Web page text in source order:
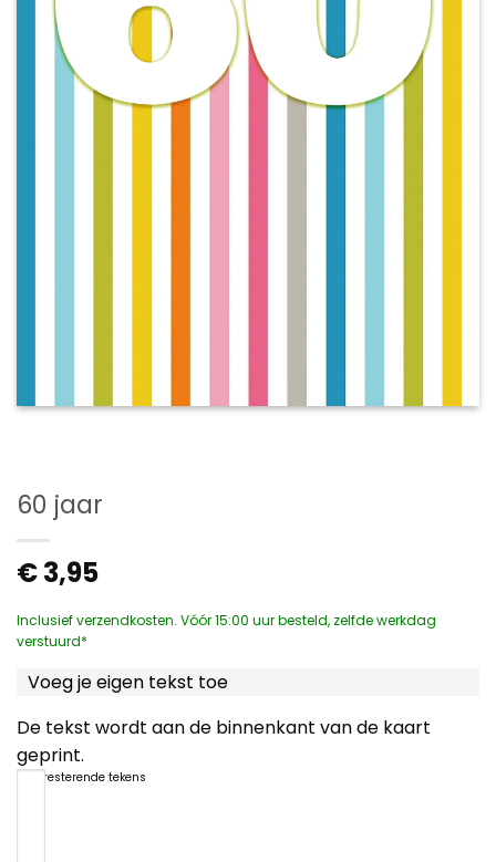
60 jaar
€3,95
Inclusief verzendkosten. Vóór 15:00 uur besteld, zelfde werkdag
verstuurd*
Voeg je eigen tekst toe
De tekst wordt aan de binnenkant van de kaart
geprint.
resterende tekens